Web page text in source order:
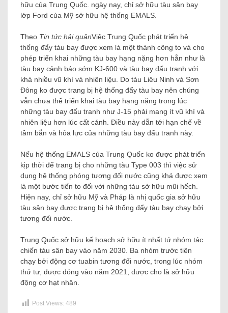
hữu của Trung Quốc. ngày nay, chỉ sở hữu tàu sân bay
lớp Ford của Mỹ sở hữu hệ thống EMALS.
Theo Tin tức hải quânViệc Trung Quốc phát triển hệ
thống đẩy tàu bay được xem là một thành công to và cho
phép triển khai những tàu bay hạng nặng hơn hẳn như là
tàu bay cảnh báo sớm KJ-600 và tàu bay đấu tranh với
khá nhiều vũ khí và nhiên liệu. Do tàu Liêu Ninh và Sơn
Đông ko được trang bị hệ thống đẩy tàu bay nên chúng
vẫn chưa thể triển khai tàu bay hạng nặng trong lúc
những tàu bay đấu tranh như J-15 phải mang ít vũ khí và
nhiên liệu hơn lúc cất cánh. Điều này dẫn tới hạn chế về
tầm bắn và hỏa lực của những tàu bay đấu tranh này.
Nếu hệ thống EMALS của Trung Quốc ko được phát triển
kịp thời để trang bị cho những tàu Type 003 thì việc sử
dụng hệ thống phóng tương đối nước cũng khá được xem
là một bước tiến to đối với những tàu sở hữu mũi hếch.
Hiện nay, chỉ sở hữu Mỹ và Pháp là nhị quốc gia sở hữu
tàu sân bay được trang bị hệ thống đẩy tàu bay chạy bởi
tương đối nước.
Trung Quốc sở hữu kế hoạch sở hữu ít nhất tứ nhóm tác
chiến tàu sân bay vào năm 2030. Ba nhóm trước tiên
chạy bởi động cơ tuabin tương đối nước, trong lúc nhóm
thứ tư, được đóng vào năm 2021, được cho là sở hữu
động cơ hạt nhân.
Post Views: 489